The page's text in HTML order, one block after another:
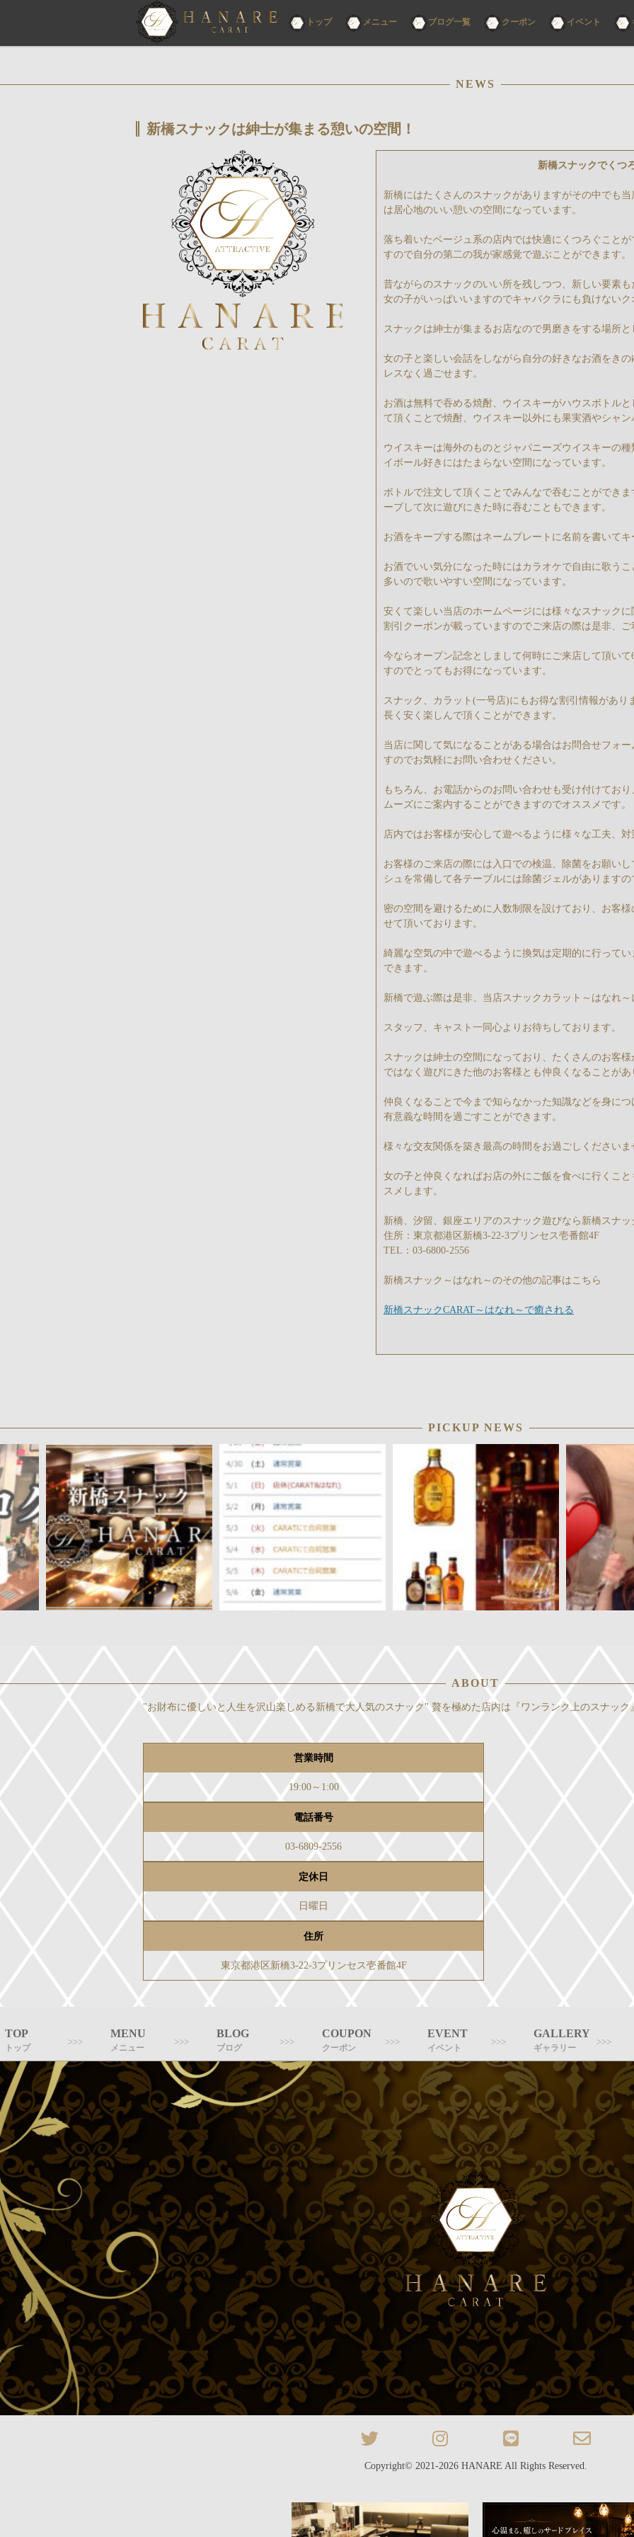
コ
ン
ン
キ
トップ メニュー ブログ一覧 クーポン イベント
NEWS
新橋スナックは紳士が集まる憩いの空間！
新橋スナックでくつ
新橋にはたくさんのスナックがありますがその中でも
は居心地のいい憩いの空間になっています。
落ち着いたベージュ系の店内では快適にくつろぐこと
すので自分の第二の我が家感覚で遊ぶことができます。
昔ながらのスナックのいい所を残しつつ、新しい要素
女の子がいっぱいいますのでキャバクラにも負けない
スナックは紳士が集まるお店なので男磨きをする場所
女の子と楽しい会話をしながら自分の好きなお酒をき
レスなく過ごせます。
お酒は無料で吞める焼酎、ウイスキーがハウスボトル
て頂くことで焼酎、ウイスキー以外にも果実酒やシャ
ウイスキーは海外のものとジャパニーズウイスキーの
イボール好きにはたまらない空間になっています。
ボトルで注文して頂くことでみんなで吞むことができ
ープして次に遊びにきた時に吞むこともできます。
お酒をキープする際はネームプレートに名前を書いて
お酒でいい気分になった時にはカラオケで自由に歌う
多いので歌いやすい空間になっています。
安くて楽しい当店のホームページには様々なスナック
割引クーポンが載っていますのでご来店の際は是非、
今ならオープン記念としまして何時にご来店して頂い
すのでとってもお得になっています。
スナック、カラット(一号店)にもお得な割引情報があ
長く安く楽しんで頂くことができます。
当店に関して気になることがある場合はお問合せフォ
すのでお気軽にお問い合わせください。
もちろん、お電話からのお問い合わせも受け付けてお
ムーズにご案内することができますのでオススメです。
店内ではお客様が安心して遊べるように様々な工夫、
お客様のご来店の際には入口での検温、除菌をお願い
シュを常備して各テーブルには除菌ジェルがあります
密の空間を避けるために人数制限を設けており、お客
せて頂いております。
綺麗な空気の中で遊べるように換気は定期的に行って
できます。
新橋で遊ぶ際は是非、当店スナックカラット～はなれ
スタッフ、キャスト一同心よりお待ちしております。
スナックは紳士の空間になっており、たくさんのお客
ではなく遊びにきた他のお客様とも仲良くなることがあ
仲良くなることで今まで知らなかった知識などを身に
有意義な時間を過ごすことができます。
様々な交友関係を築き最高の時間をお過ごしくださいま
女の子と仲良くなればお店の外にご飯を食べに行くこ
スメします。
新橋、汐留、銀座エリアのスナック遊びなら新橋スナッ
住所：東京都港区新橋3‐22‐3プリンセス壱番館4F
TEL：03‐6800‐2556
新橋スナック～はなれ～のその他の記事はこちら
新橋スナックCARAT～はなれ～で癒される
PICKUP NEWS
ABOUT
"お財布に優しいと人生を沢山楽しめる新橋で大人気のスナック" 贅を極めた店内は『ワンランク上のスナック
営業時間
19:00～1:00
電話番号
03-6809-2556
定休日
日曜日
住所
東京都港区新橋3-22-3プリンセス壱番館4F
TOP
トップ
MENU
メニュー
BLOG
ブログ
COUPON
クーポン
EVENT
イベント
GALLERY
ギャラリー
Copyright© 2021-2026 HANARE All Rights Reserved.